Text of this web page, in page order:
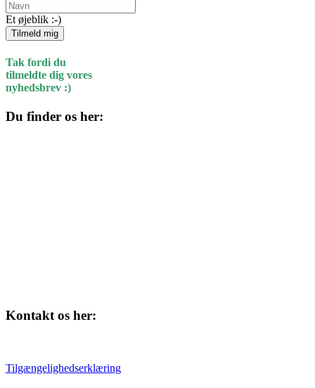
Et øjeblik :-)
Tilmeld mig
Tak fordi du
tilmeldte dig vores
nyhedsbrev :)
Du finder os her:
Kontakt os her:
Tilgængelighedserklæring